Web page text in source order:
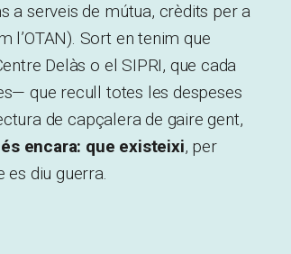
a serveis de mútua, crèdits per a
l’OTAN). Sort en tenim que
Delàs o el SIPRI, que cada
que recull totes les despeses
de capçalera de gaire gent,
encara: que existeixi, per
es diu guerra.